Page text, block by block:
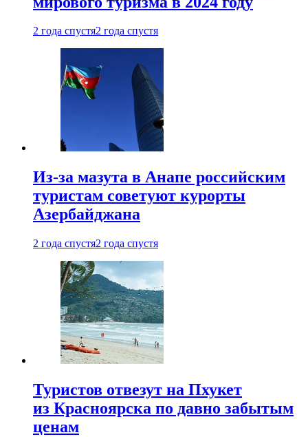
2 года спустя2 года спустя
Из-за мазута в Анапе российским
туристам советуют курорты
Азербайджана
2 года спустя2 года спустя
Туристов отвезут на Пхукет
из Красноярска по давно забытым
ценам